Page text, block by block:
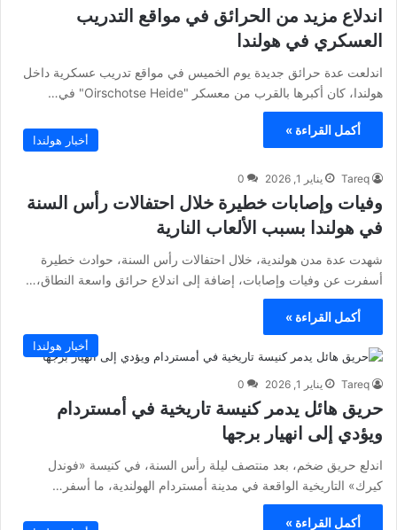
اندلاع مزيد من الحرائق في مواقع التدريب
العسكري في هولندا
اندلعت عدة حرائق جديدة يوم الخميس في مواقع تدريب عسكرية داخل
هولندا، كان أكبرها بالقرب من معسكر "Oirschotse Heide" في…
أكمل القراءة »
أخبار هولندا
Tareq يناير 1, 2026 0
وفيات وإصابات خطيرة خلال احتفالات رأس السنة
في هولندا بسبب الألعاب النارية
شهدت عدة مدن هولندية، خلال احتفالات رأس السنة، حوادث خطيرة
أسفرت عن وفيات وإصابات، إضافة إلى اندلاع حرائق واسعة النطاق،…
أكمل القراءة »
أخبار هولندا
Tareq يناير 1, 2026 0
حريق هائل يدمر كنيسة تاريخية في أمستردام
ويؤدي إلى انهيار برجها
اندلع حريق ضخم، بعد منتصف ليلة رأس السنة، في كنيسة «فوندل
كيرك» التاريخية الواقعة في مدينة أمستردام الهولندية، ما أسفر…
أكمل القراءة »